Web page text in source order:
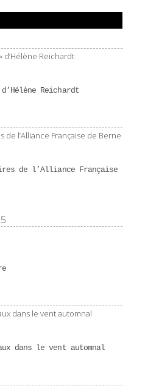
Reichardt
de l’Alliance Française
dans le vent automnal